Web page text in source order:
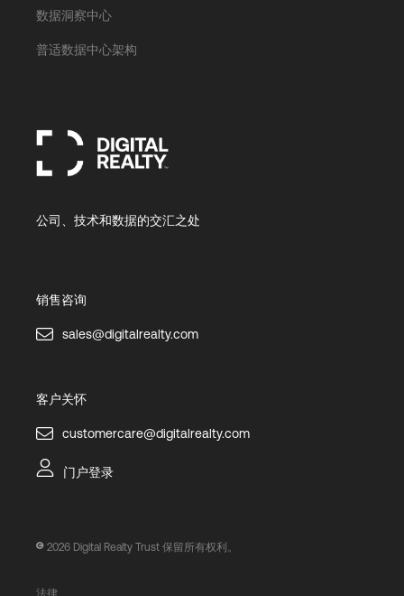
数据洞察中心
普适数据中心架构
公司、技术和数据的交汇之处
销售咨询
sales@digitalrealty.com
客户关怀
customercare@digitalrealty.com
门户登录
2026 Digital Realty Trust 保留所有权利。